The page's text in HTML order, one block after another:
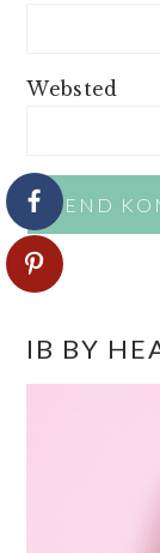
Websted
IB BY